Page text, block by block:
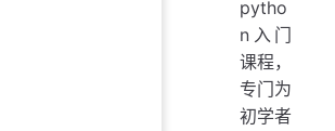
pytho
n入门
课程，
专门为
初学者